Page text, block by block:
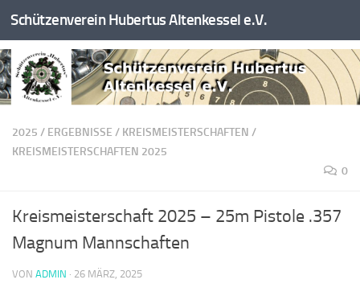
Zum Inhalt springen
Schützenverein Hubertus Altenkessel e.V.
2025 / ERGEBNISSE / KREISMEISTERSCHAFTEN /
KREISMEISTERSCHAFTEN 2025
0
Kreismeisterschaft 2025 – 25m Pistole .357
Magnum Mannschaften
VON ADMIN · 26 MÄRZ, 2025